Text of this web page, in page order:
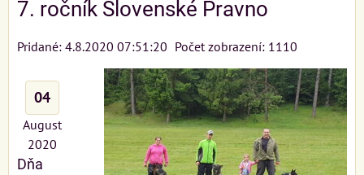
7. ročník Slovenské Pravno
Pridané: 4.8.2020 07:51:20 Počet zobrazení: 1110
04
August
2020
Dňa